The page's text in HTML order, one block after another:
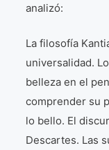
analizó:
La filosofía
universalidad.
belleza en el
comprender su
lo bello. El
Descartes. Las